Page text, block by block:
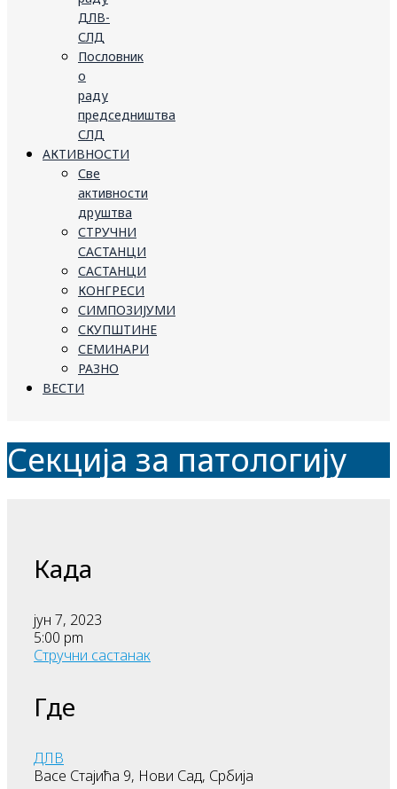
ДЛВ-
СЛД
Пословник
о
раду
председништва
СЛД
АКТИВНОСТИ
Све
активности
друштва
СТРУЧНИ
САСТАНЦИ
САСТАНЦИ
КОНГРЕСИ
СИМПОЗИЈУМИ
СКУПШТИНЕ
СЕМИНАРИ
РАЗНО
ВЕСТИ
Секција за патологију
Када
јун 7, 2023
5:00 pm
Стручни састанак
Где
ДЛВ
Васе Стајића 9, Нови Сад, Србија